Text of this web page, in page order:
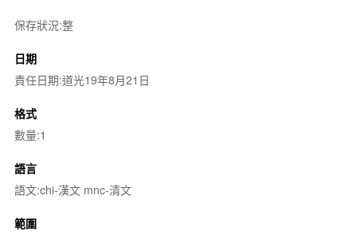
保存狀況:整
日期
責任日期:道光19年8月21日
格式
數量:1
語言
語文:chi-漢文 mnc-清文
範圍